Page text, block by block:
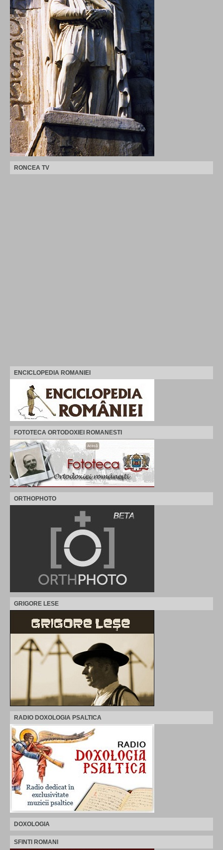
RONCEA TV
ENCICLOPEDIA ROMANIEI
FOTOTECA ORTODOXIEI ROMANESTI
ORTHOPHOTO
GRIGORE LESE
RADIO DOXOLOGIA PSALTICA
DOXOLOGIA
SFINTI ROMANI